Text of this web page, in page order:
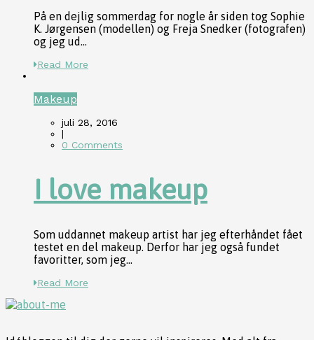
På en dejlig sommerdag for nogle år siden tog Sophie
K. Jørgensen (modellen) og Freja Snedker (fotografen)
og jeg ud...
Read More
Makeup
juli 28, 2016
|
0 Comments
I love makeup
Som uddannet makeup artist har jeg efterhåndet fået
testet en del makeup. Derfor har jeg også fundet
favoritter, som jeg...
Read More